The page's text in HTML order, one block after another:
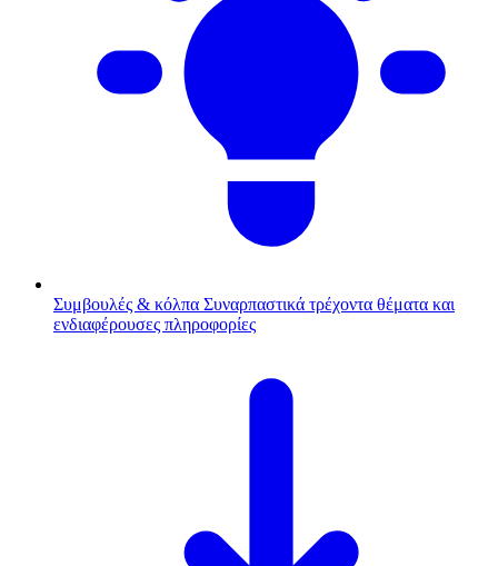
Συμβουλές & κόλπα Συναρπαστικά τρέχοντα θέματα και
ενδιαφέρουσες πληροφορίες